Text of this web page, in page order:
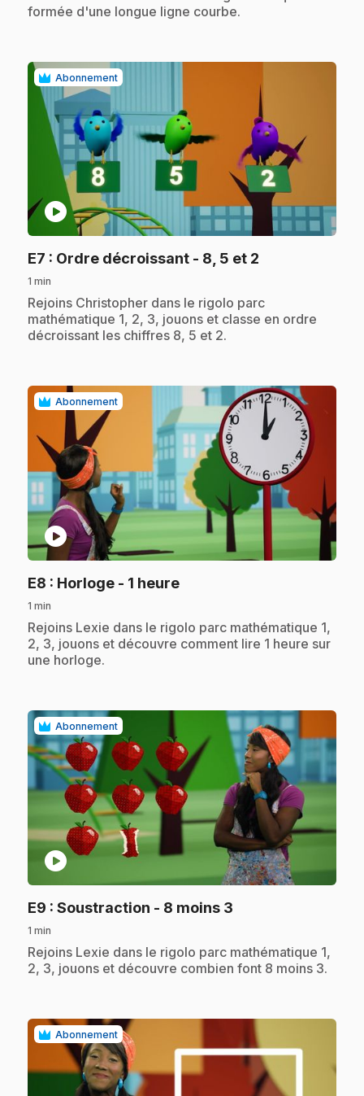
formée d'une longue ligne courbe.
Abonnement
play_circle
E7 : Ordre décroissant - 8, 5 et 2
1 min
.Rejoins Christopher dans le rigolo parc
mathématique 1, 2, 3, jouons et classe en ordre
décroissant les chiffres 8, 5 et 2.
Abonnement
play_circle
E8 : Horloge - 1 heure.
1 min
.Rejoins Lexie dans le rigolo parc mathématique 1,
2, 3, jouons et découvre comment lire 1 heure sur
une horloge.
Abonnement
play_circle
E9 : Soustraction - 8 moins 3
1 min
.Rejoins Lexie dans le rigolo parc mathématique 1,
2, 3, jouons et découvre combien font 8 moins 3.
Abonnement